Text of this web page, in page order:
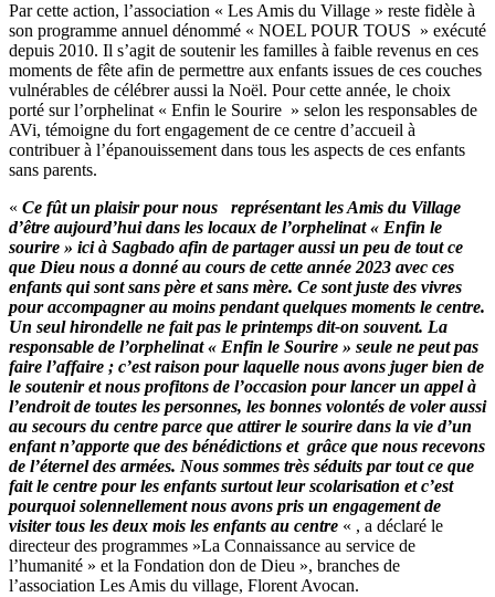
Par cette action, l’association « Les Amis du Village » reste fidèle à
son programme annuel dénommé « NOEL POUR TOUS » exécuté
depuis 2010. Il s’agit de soutenir les familles à faible revenus en ces
moments de fête afin de permettre aux enfants issues de ces couches
vulnérables de célébrer aussi la Noël. Pour cette année, le choix
porté sur l’orphelinat « Enfin le Sourire » selon les responsables de
AVi, témoigne du fort engagement de ce centre d’accueil à
contribuer à l’épanouissement dans tous les aspects de ces enfants
sans parents.
« Ce fût un plaisir pour nous représentant les Amis du Village
d’être aujourd’hui dans les locaux de l’orphelinat « Enfin le
sourire » ici à Sagbado afin de partager aussi un peu de tout ce
que Dieu nous a donné au cours de cette année 2023 avec ces
enfants qui sont sans père et sans mère. Ce sont juste des vivres
pour accompagner au moins pendant quelques moments le centre.
Un seul hirondelle ne fait pas le printemps dit-on souvent. La
responsable de l’orphelinat « Enfin le Sourire » seule ne peut pas
faire l’affaire ; c’est raison pour laquelle nous avons juger bien de
le soutenir et nous profitons de l’occasion pour lancer un appel à
l’endroit de toutes les personnes, les bonnes volontés de voler aussi
au secours du centre parce que attirer le sourire dans la vie d’un
enfant n’apporte que des bénédictions et grâce que nous recevons
de l’éternel des armées. Nous sommes très séduits par tout ce que
fait le centre pour les enfants surtout leur scolarisation et c’est
pourquoi solennellement nous avons pris un engagement de
visiter tous les deux mois les enfants au centre « , a déclaré le
directeur des programmes »La Connaissance au service de
l’humanité » et la Fondation don de Dieu », branches de
l’association Les Amis du village, Florent Avocan.